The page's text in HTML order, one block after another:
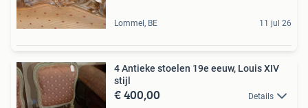
Lommel, BE 11 jul 26
4 Antieke stoelen 19e eeuw, Louis XIV
stijl
€ 400,00 Details